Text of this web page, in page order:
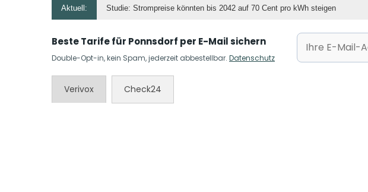
Aktuell: Studie: Strompreise könnten bis 2042 auf 70 Cent pro kWh steigen
Beste Tarife für Ponnsdorf per E-Mail sichern
Double-Opt-in, kein Spam, jederzeit abbestellbar. Datenschutz
Verivox Check24